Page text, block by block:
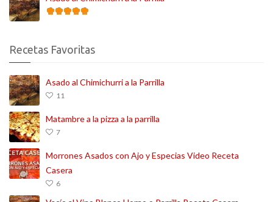
Recetas Favoritas
Asado al Chimichurri a la Parrilla
11
Matambre a la pizza a la parrilla
7
Morrones Asados con Ajo y Especias Video Receta
Casera
6